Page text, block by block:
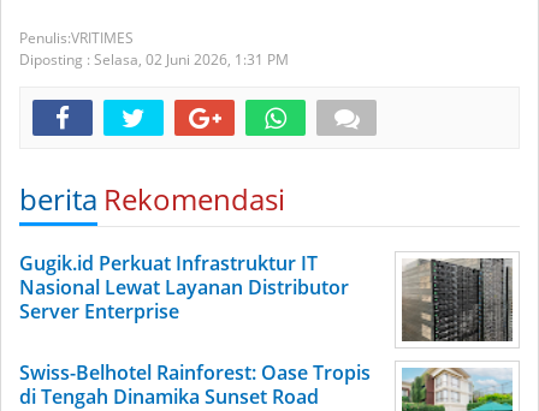
VRITIMES
Diposting : Selasa, 02 Juni 2026, 1:31 PM
berita Rekomendasi
Gugik.id Perkuat Infrastruktur IT
Nasional Lewat Layanan Distributor
Server Enterprise
Swiss-Belhotel Rainforest: Oase Tropis
di Tengah Dinamika Sunset Road